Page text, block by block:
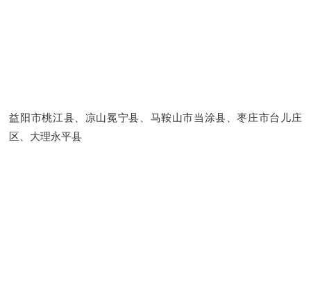
益阳市桃江县、凉山冕宁县、马鞍山市当涂县、枣庄市台儿庄
区、大理永平县